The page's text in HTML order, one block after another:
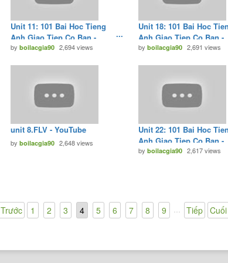
Unit 11: 101 Bai Hoc Tieng
Anh Giao Tiep Co Ban -
Tiếng Anh Giao Tiếp Cơ Bản
byboilacgia90 2,694 views
Unit 18: 101 Bai Hoc
Anh Giao Tiep Co Ban -
Tiếng Anh Giao Tiếp Cơ
by boilacgia90 2,691 views
unit 8.FLV - YouTube
byboilacgia90 2,648 views
Unit 22: 101 Bai Hoc
Anh Giao Tiep Co Ban -
Tiếng Anh Giao Tiếp Cơ
by boilacgia90 2,617 views
Trước 1 2 3 4 5 6 7 8 9 Tiếp